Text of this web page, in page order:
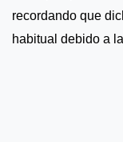
recordando que
habitual debido a